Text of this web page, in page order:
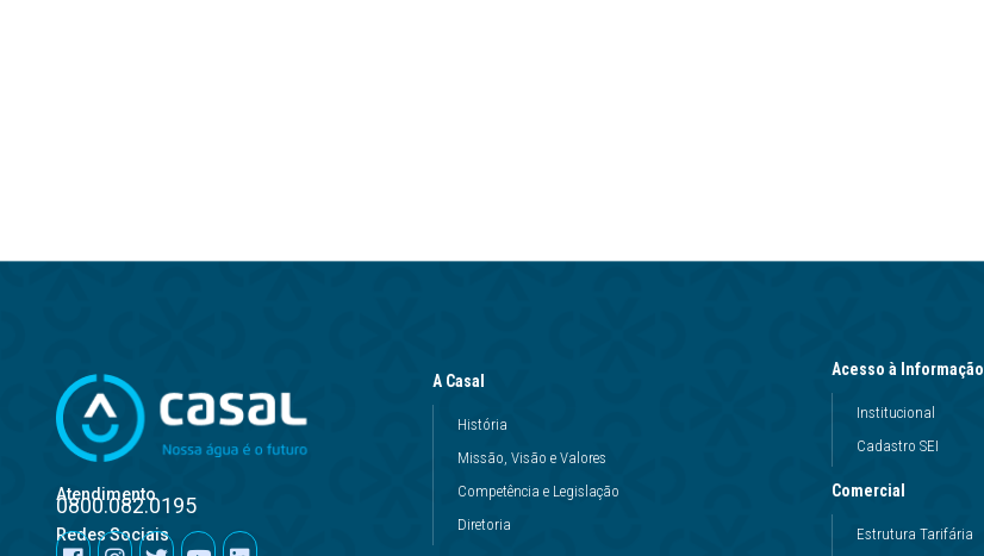
Atendimento
0800.082.0195
Redes Sociais
A Casal
História
Missão, Visão e Valores
Competência e Legislação
Diretoria
Acesso à Informação
Institucional
Cadastro SEI
Comercial
Estrutura Tarifária